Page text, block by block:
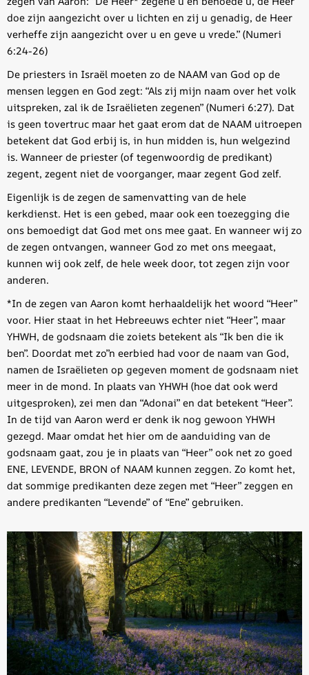
doe zijn aangezicht over u lichten en zij u genadig, de Heer
verheffe zijn aangezicht over u en geve u vrede.” (Numeri
6:24-26)
De priesters in Israël moeten zo de NAAM van God op de
mensen leggen en God zegt: “Als zij mijn naam over het volk
uitspreken, zal ik de Israëlieten zegenen” (Numeri 6:27). Dat
is geen tovertruc maar het gaat erom dat de NAAM uitroepen
betekent dat God erbij is, in hun midden is, hun welgezind
is. Wanneer de priester (of tegenwoordig de predikant)
zegent, zegent niet de voorganger, maar zegent God zelf.
Eigenlijk is de zegen de samenvatting van de hele
kerkdienst. Het is een gebed, maar ook een toezegging die
ons bemoedigt dat God met ons mee gaat. En wanneer wij zo
de zegen ontvangen, wanneer God zo met ons meegaat,
kunnen wij ook zelf, de hele week door, tot zegen zijn voor
anderen.
*In de zegen van Aaron komt herhaaldelijk het woord “Heer”
voor. Hier staat in het Hebreeuws echter niet “Heer”, maar
YHWH, de godsnaam die zoiets betekent als “Ik ben die ik
ben”. Doordat met zo”n eerbied had voor de naam van God,
namen de Israëlieten op gegeven moment de godsnaam niet
meer in de mond. In plaats van YHWH (hoe dat ook werd
uitgesproken), zei men dan “Adonai” en dat betekent “Heer”.
In de tijd van Aaron werd er denk ik nog gewoon YHWH
gezegd. Maar omdat het hier om de aanduiding van de
godsnaam gaat, zou je in plaats van “Heer” ook net zo goed
ENE, LEVENDE, BRON of NAAM kunnen zeggen. Zo komt het,
dat sommige predikanten deze zegen met “Heer” zeggen en
andere predikanten “Levende” of “Ene” gebruiken.